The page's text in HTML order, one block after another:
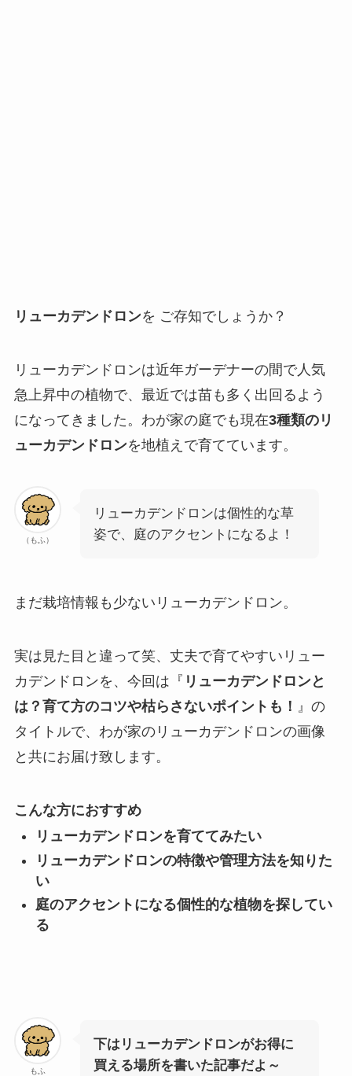
リューカデンドロンを ご存知でしょうか？
リューカデンドロンは近年ガーデナーの間で人気
急上昇中の植物で、最近では苗も多く出回るよう
になってきました。わが家の庭でも現在3種類のリ
ューカデンドロンを地植えで育てています。
（もふ）
リューカデンドロンは個性的な草
姿で、庭のアクセントになるよ！
まだ栽培情報も少ないリューカデンドロン。
実は見た目と違って笑、丈夫で育てやすいリュー
カデンドロンを、今回は『 リューカデンドロンと
は？育て方のコツや枯らさないポイントも！ 』の
タイトルで、わが家のリューカデンドロンの画像
と共にお届け致します。
こんな方におすすめ
リューカデンドロンを育ててみたい
リューカデンドロンの特徴や管理方法を知りた
い
庭のアクセントになる個性的な植物を探してい
る
もふ
下はリューカデンドロンがお得に
買える場所を書いた記事だよ～